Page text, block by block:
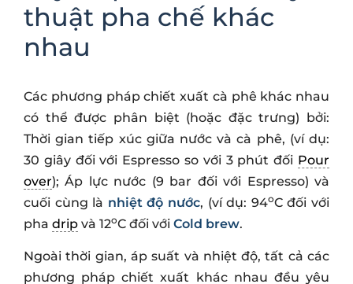
thuật pha chế khác
nhau
Các phương pháp chiết xuất cà phê khác nhau
có thể được phân biệt (hoặc đặc trưng) bởi:
Thời gian tiếp xúc giữa nước và cà phê, (ví dụ:
30 giây đối với Espresso so với 3 phút đối Pour
over); Áp lực nước (9 bar đối với Espresso) và
cuối cùng là nhiệt độ nước, (ví dụ: 94oC đối với
pha drip và 12oC đối với Cold brew.
Ngoài thời gian, áp suất và nhiệt độ, tất cả các
phương pháp chiết xuất khác nhau đều yêu